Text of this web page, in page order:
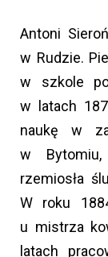
Antoni
w Rudzie.
w szkole
w latach
naukę w
w
rzemiosła
W roku
u mistrza
latach